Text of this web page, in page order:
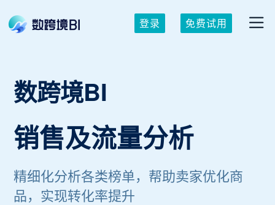
登录 免费试用
数跨境BI
销售及流量分析
精细化分析各类榜单，帮助卖家优化商
品，实现转化率提升